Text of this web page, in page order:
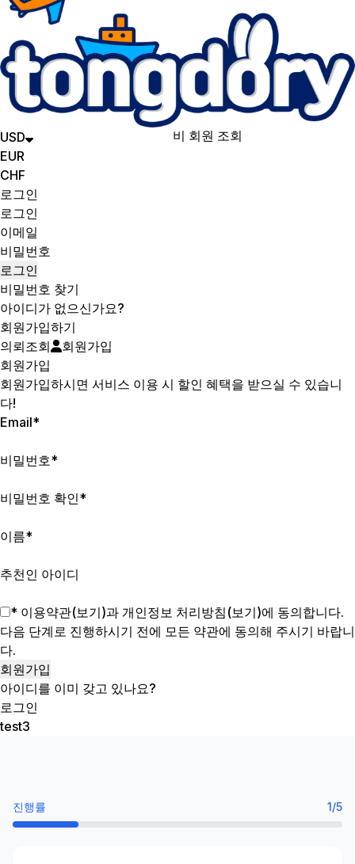
비 회원 조회
USD
EUR
CHF
로그인
로그인
이메일
비밀번호
비밀번호 찾기
아이디가 없으신가요?
회원가입하기
의뢰조회
회원가입
회원가입
회원가입하시면 서비스 이용 시 할인 혜택을 받으실 수 있습니
다!
Email*
비밀번호*
비밀번호 확인*
이름*
추천인 아이디
* 이용약관(보기)과 개인정보 처리방침(보기)에 동의합니다.
다음 단계로 진행하시기 전에 모든 약관에 동의해 주시기 바랍니
다.
아이디를 이미 갖고 있나요?
로그인
test3
진행률 1/5